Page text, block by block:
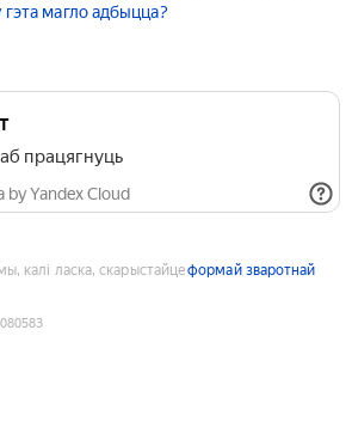
магло адбыцца?
працягнуць
by Yandex Cloud
калі ласка, скарыстайцеформай зваротнай